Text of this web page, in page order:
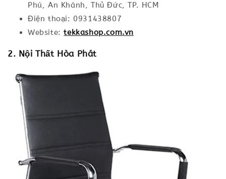
Phú, An Khánh, Thủ Đức, TP. HCM
Điện thoại: 0931438807
Website:tekkashop.com.vn
2. Nội Thất Hòa Phát